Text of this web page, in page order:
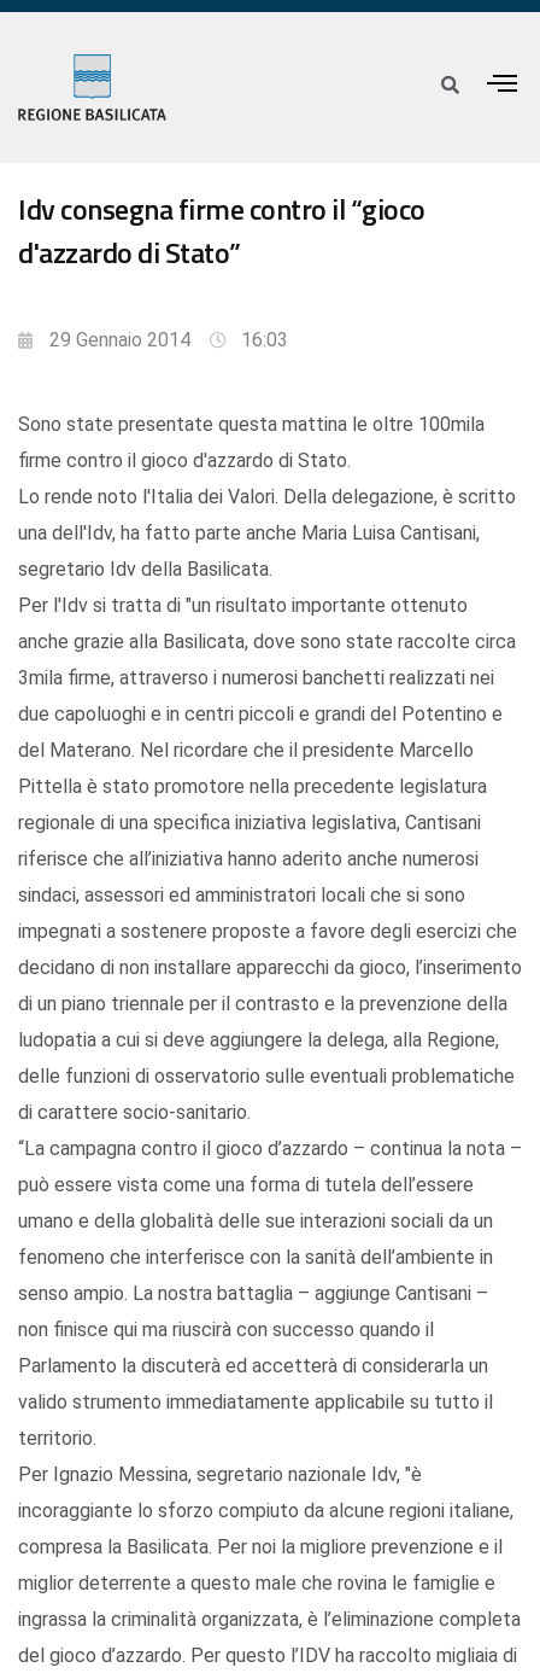
Idv consegna firme contro il “gioco
d'azzardo di Stato”
29 Gennaio 2014 16:03
Sono state presentate questa mattina le oltre 100mila
firme contro il gioco d'azzardo di Stato.
Lo rende noto l'Italia dei Valori. Della delegazione, è scritto
una dell'Idv, ha fatto parte anche Maria Luisa Cantisani,
segretario Idv della Basilicata.
Per l'Idv si tratta di "un risultato importante ottenuto
anche grazie alla Basilicata, dove sono state raccolte circa
3mila firme, attraverso i numerosi banchetti realizzati nei
due capoluoghi e in centri piccoli e grandi del Potentino e
del Materano. Nel ricordare che il presidente Marcello
Pittella è stato promotore nella precedente legislatura
regionale di una specifica iniziativa legislativa, Cantisani
riferisce che all’iniziativa hanno aderito anche numerosi
sindaci, assessori ed amministratori locali che si sono
impegnati a sostenere proposte a favore degli esercizi che
decidano di non installare apparecchi da gioco, l’inserimento
di un piano triennale per il contrasto e la prevenzione della
ludopatia a cui si deve aggiungere la delega, alla Regione,
delle funzioni di osservatorio sulle eventuali problematiche
di carattere socio-sanitario.
“La campagna contro il gioco d’azzardo – continua la nota –
può essere vista come una forma di tutela dell’essere
umano e della globalità delle sue interazioni sociali da un
fenomeno che interferisce con la sanità dell’ambiente in
senso ampio. La nostra battaglia – aggiunge Cantisani –
non finisce qui ma riuscirà con successo quando il
Parlamento la discuterà ed accetterà di considerarla un
valido strumento immediatamente applicabile su tutto il
territorio.
Per Ignazio Messina, segretario nazionale Idv, "è
incoraggiante lo sforzo compiuto da alcune regioni italiane,
compresa la Basilicata. Per noi la migliore prevenzione e il
miglior deterrente a questo male che rovina le famiglie e
ingrassa la criminalità organizzata, è l’eliminazione completa
del gioco d’azzardo. Per questo l’IDV ha raccolto migliaia di